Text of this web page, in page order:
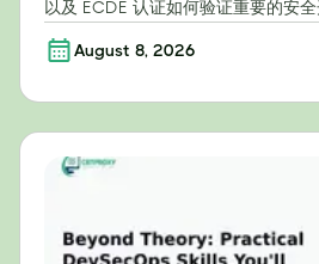
以及 ECDE 认证如何验证重要的安全
August 8, 2026